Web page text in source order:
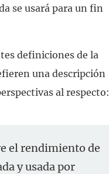
se usará para un fin
definiciones de la
una descripción
al respecto:
el rendimiento de
y usada por